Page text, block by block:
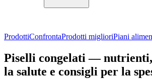
ProdottiConfrontaProdotti miglioriPiani
Piselli congelati —
la salute e consigli per la